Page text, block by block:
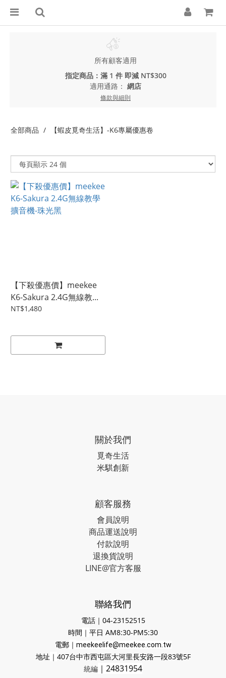
所有顧客適用
指定商品：滿 1 件 即減 NT$300
適用通路： 網店
條款與細則
全部商品 【蝦皮覓奇生活】-K6專屬優惠卷
【下殺優惠價】meekee
K6-Sakura 2.4G無線教...
NT$1,480
關於我們
覓奇生活
米騏創新
顧客服務
會員說明
商品運送說明
付款說明
退換貨說明
LINE@官方客服
聯絡我們
電話｜04-23152515
時間 ｜ 平日 AM8:30-PM5:30
電郵｜ meekeelife@meekee.com.tw
地址 ｜ 407台中市西屯區大河里長安路一段83號5F
統編 ｜24831954